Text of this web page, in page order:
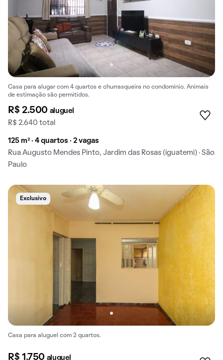
Casa para alugar com 4 quartos e churrasqueira no condomínio. Animais
de estimação são permitidos.
R$ 2.500 aluguel
R$ 2.640 total
125 m² · 4 quartos · 2 vagas
Rua Augusto Mendes Pinto, Jardim das Rosas (iguatemi) · São
Paulo
Exclusivo
Casa para aluguel com 2 quartos.
R$ 1.750 aluguel